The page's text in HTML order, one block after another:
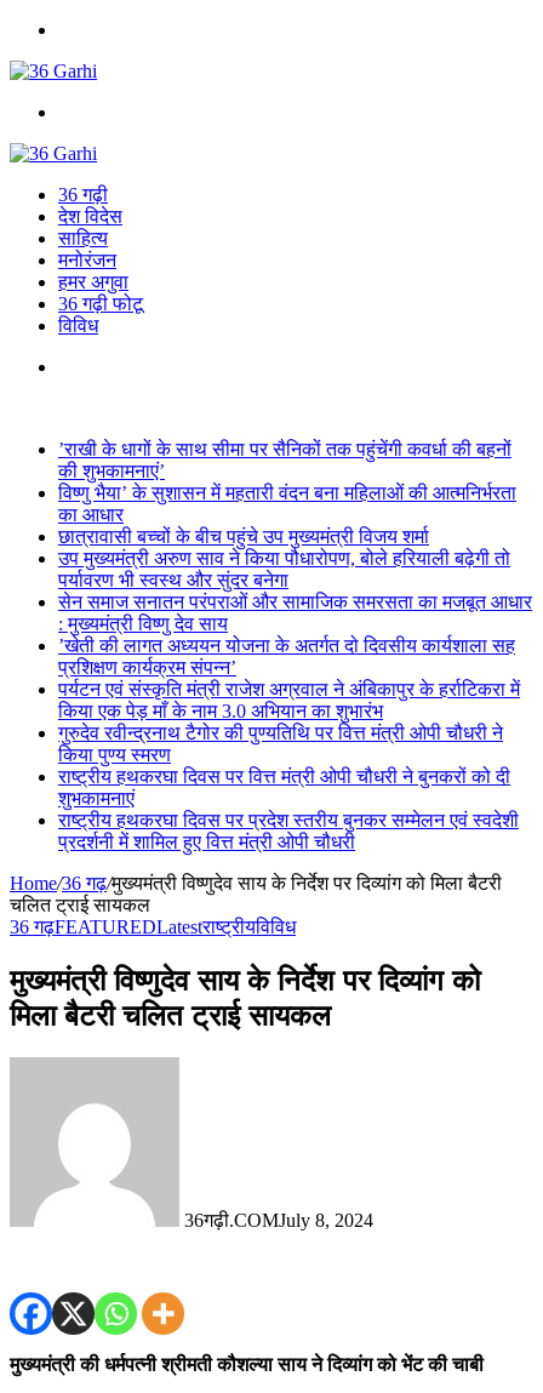
36 गढ़ी
देश विदेस
साहित्य
मनोरंजन
हमर अगुवा
36 गढ़ी फोटू
विविध
’राखी के धागों के साथ सीमा पर सैनिकों तक पहुंचेंगी कवर्धा की बहनों
की शुभकामनाएं’
विष्णु भैया’ के सुशासन में महतारी वंदन बना महिलाओं की आत्मनिर्भरता
का आधार
छात्रावासी बच्चों के बीच पहुंचे उप मुख्यमंत्री विजय शर्मा
उप मुख्यमंत्री अरुण साव ने किया पौधारोपण, बोले हरियाली बढ़ेगी तो
पर्यावरण भी स्वस्थ और सुंदर बनेगा
सेन समाज सनातन परंपराओं और सामाजिक समरसता का मजबूत आधार
: मुख्यमंत्री विष्णु देव साय
’खेती की लागत अध्ययन योजना के अतर्गत दो दिवसीय कार्यशाला सह
प्रशिक्षण कार्यक्रम संपन्न’
पर्यटन एवं संस्कृति मंत्री राजेश अग्रवाल ने अंबिकापुर के हर्राटिकरा में
किया एक पेड़ माँ के नाम 3.0 अभियान का शुभारंभ
गुरुदेव रवीन्द्रनाथ टैगोर की पुण्यतिथि पर वित्त मंत्री ओपी चौधरी ने
किया पुण्य स्मरण
राष्ट्रीय हथकरघा दिवस पर वित्त मंत्री ओपी चौधरी ने बुनकरों को दी
शुभकामनाएं
राष्ट्रीय हथकरघा दिवस पर प्रदेश स्तरीय बुनकर सम्मेलन एवं स्वदेशी
प्रदर्शनी में शामिल हुए वित्त मंत्री ओपी चौधरी
Home/36 गढ़/मुख्यमंत्री विष्णुदेव साय के निर्देश पर दिव्यांग को मिला बैटरी
चलित ट्राई सायकल
36 गढ़FEATUREDLatestराष्ट्रीयविविध
मुख्यमंत्री विष्णुदेव साय के निर्देश पर दिव्यांग को
मिला बैटरी चलित ट्राई सायकल
36गढ़ी.COMJuly 8, 2024
मुख्यमंत्री की धर्मपत्नी श्रीमती कौशल्या साय ने दिव्यांग को भेंट की चाबी